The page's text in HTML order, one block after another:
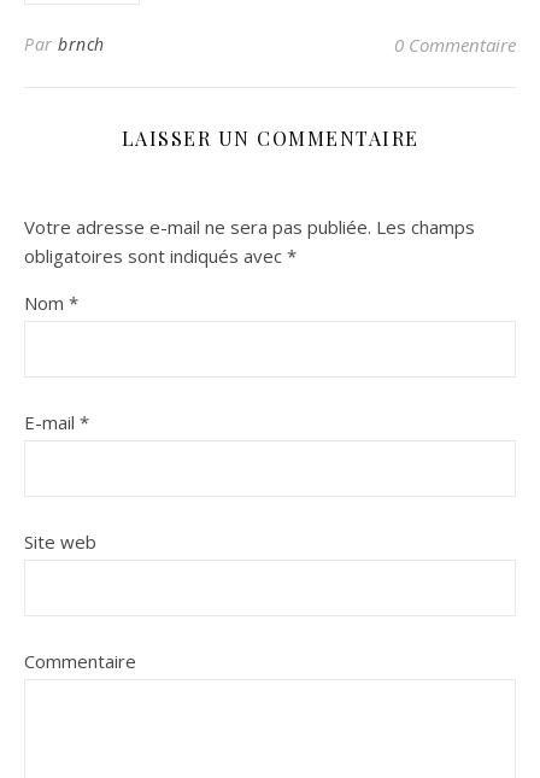
Par brnch 0 Commentaire
LAISSER UN COMMENTAIRE
Votre adresse e-mail ne sera pas publiée. Les champs
obligatoires sont indiqués avec *
Nom *
E-mail *
Site web
Commentaire